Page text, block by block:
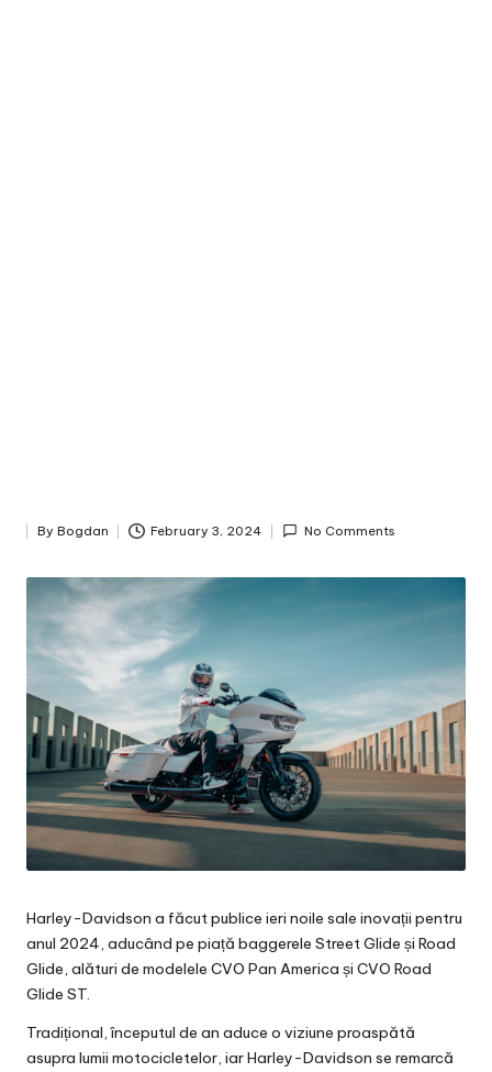
Posted
By Bogdan February 3, 2024 No Comments
Harley-Davidson a făcut publice ieri noile sale inovații pentru
anul 2024, aducând pe piață baggerele Street Glide și Road
Glide, alături de modelele CVO Pan America și CVO Road
Glide ST.
Tradițional, începutul de an aduce o viziune proaspătă
asupra lumii motocicletelor, iar Harley-Davidson se remarcă